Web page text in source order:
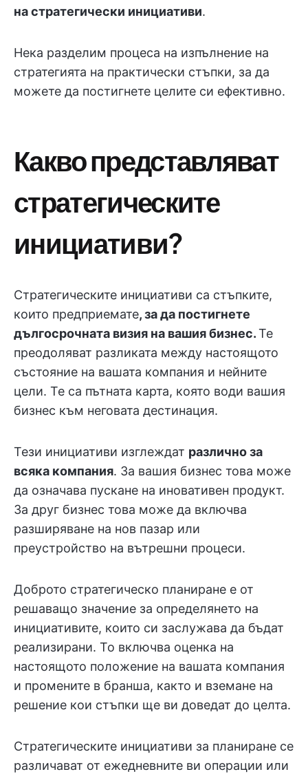
на стратегически инициативи.
Нека разделим процеса на изпълнение на
стратегията на практически стъпки, за да
можете да постигнете целите си ефективно.
Какво представляват
стратегическите
инициативи?
Стратегическите инициативи са стъпките,
които предприемате, за да постигнете
дългосрочната визия на вашия бизнес.Те
преодоляват разликата между настоящото
състояние на вашата компания и нейните
цели. Те са пътната карта, която води вашия
бизнес към неговата дестинация.
Тези инициативи изглеждат различно за
всяка компания. За вашия бизнес това може
да означава пускане на иновативен продукт.
За друг бизнес това може да включва
разширяване на нов пазар или
преустройство на вътрешни процеси.
Доброто стратегическо планиране е от
решаващо значение за определянето на
инициативите, които си заслужава да бъдат
реализирани. То включва оценка на
настоящото положение на вашата компания
и промените в бранша, както и вземане на
решение кои стъпки ще ви доведат до целта.
Стратегическите инициативи за планиране се
различават от ежедневните ви операции или